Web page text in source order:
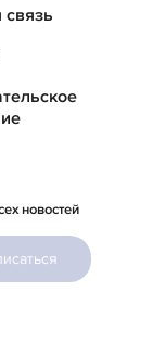
новостей